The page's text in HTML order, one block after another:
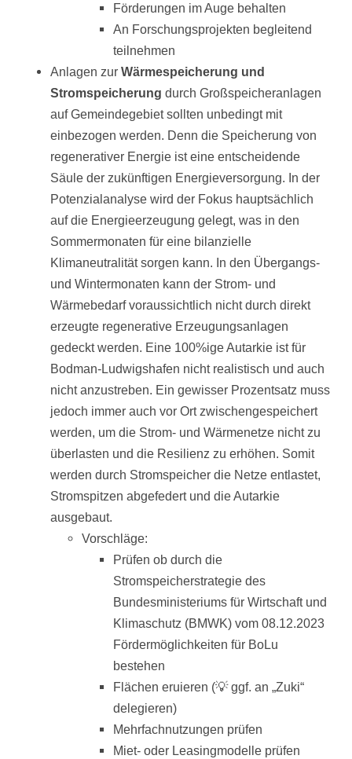
Förderungen im Auge behalten
An Forschungsprojekten begleitend
teilnehmen
Anlagen zurWärmespeicherung und
Stromspeicherungdurch Großspeicheranlagen
auf Gemeindegebiet sollten unbedingt mit
einbezogen werden. Denn die Speicherung von
regenerativer Energie ist eine entscheidende
Säule der zukünftigen Energieversorgung. In der
Potenzialanalyse wird der Fokus hauptsächlich
auf die Energieerzeugung gelegt, was in den
Sommermonaten für eine bilanzielle
Klimaneutralität sorgen kann. In den Übergangs-
und Wintermonaten kann der Strom- und
Wärmebedarf voraussichtlich nicht durch direkt
erzeugte regenerative Erzeugungsanlagen
gedeckt werden. Eine 100%ige Autarkie ist für
Bodman-Ludwigshafen nicht realistisch und auch
nicht anzustreben. Ein gewisser Prozentsatz muss
jedoch immer auch vor Ort zwischengespeichert
werden, um die Strom- und Wärmenetze nicht zu
überlasten und die Resilienz zu erhöhen. Somit
werden durch Stromspeicher die Netze entlastet,
Stromspitzen abgefedert und die Autarkie
ausgebaut.
Vorschläge:
Prüfen ob durch die
Stromspeicherstrategie des
Bundesministeriums für Wirtschaft und
Klimaschutz (BMWK) vom 08.12.2023
Fördermöglichkeiten für BoLu
bestehen
Flächen eruieren (💡 ggf. an „Zuki“
delegieren)
Mehrfachnutzungen prüfen
Miet- oder Leasingmodelle prüfen